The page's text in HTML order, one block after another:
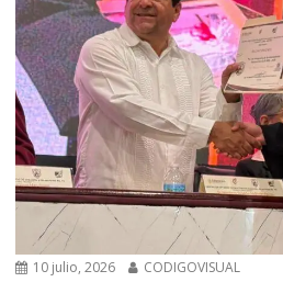
10 julio, 2026 CODIGOVISUAL